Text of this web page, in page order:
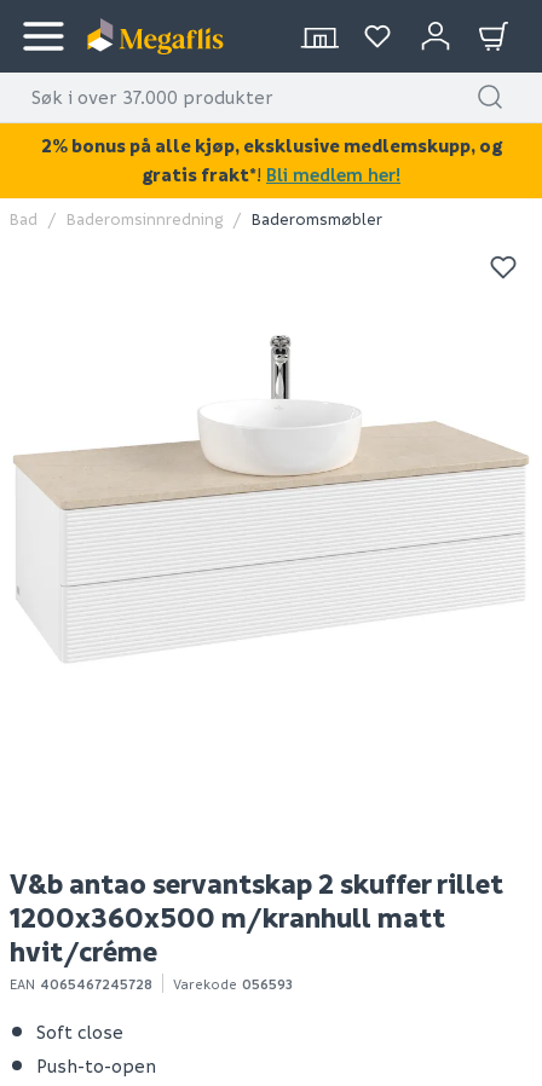
KAN DISSE VÆRE AV INTERESSE?
Megaplan
avrettingsmasse 20kg
Hyper bokhylle eik
struktur
Bad Baderomsinnredning Baderomsmøbler
V&b antao servantskap 2 skuffer rillet
1200x360x500 m/kranhull matt
hvit/créme
EAN 4065467245728 Varekode 056593
Soft close
Push-to-open
2% bonus på alle kjøp, eksklusive medlemskupp, og
gratis frakt*! Bli medlem her!